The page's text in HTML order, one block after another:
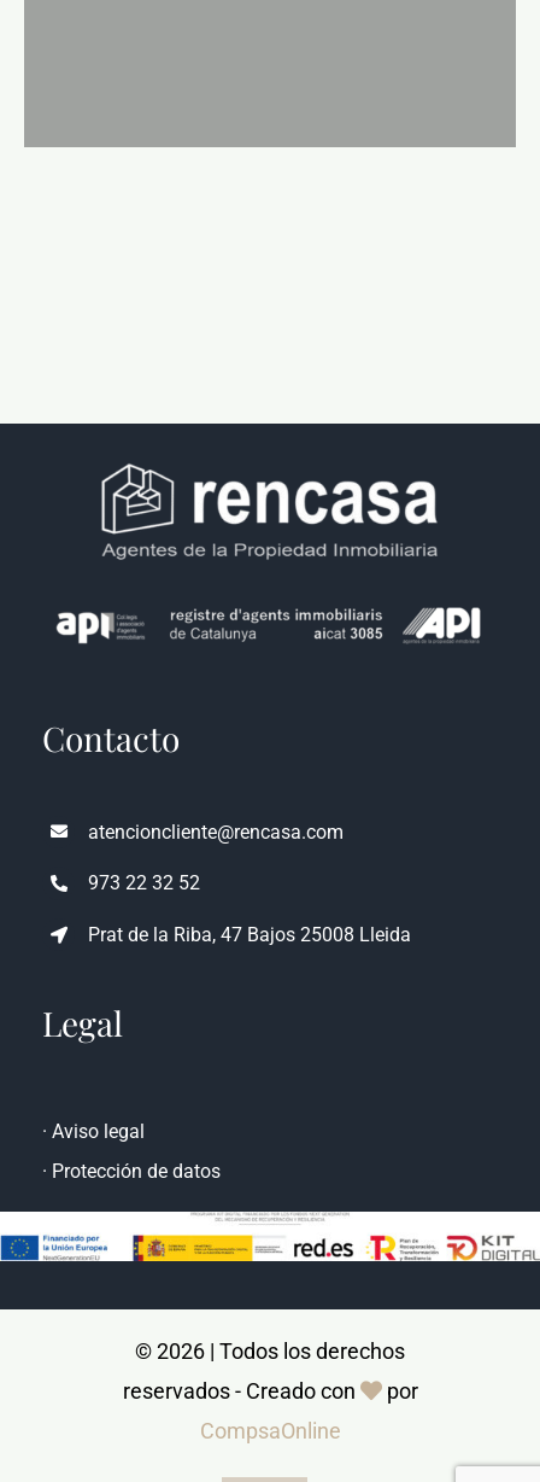
Contacto
atencioncliente@rencasa.com
973 22 32 52
Prat de la Riba, 47 Bajos 25008 Lleida
Legal
· Aviso legal
· Protección de datos
© 2026 | Todos los derechos
reservados - Creado con
por
CompsaOnline